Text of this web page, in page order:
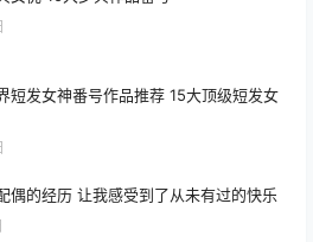
短发女神番号作品推荐 15大顶级短发女
偶的经历 让我感受到了从未有过的快乐